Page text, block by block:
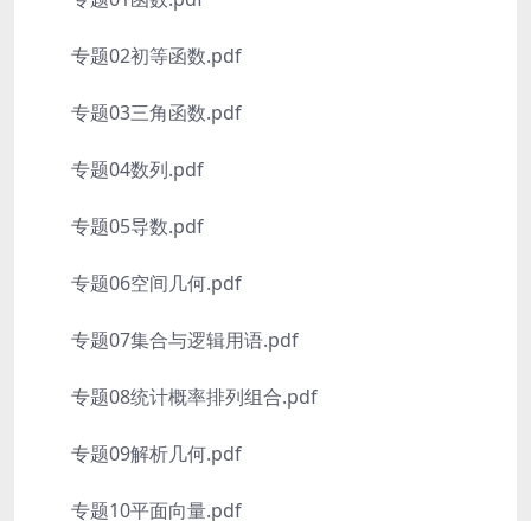
专题02初等函数.pdf
专题03三角函数.pdf
专题04数列.pdf
专题05导数.pdf
专题06空间几何.pdf
专题07集合与逻辑用语.pdf
专题08统计概率排列组合.pdf
专题09解析几何.pdf
专题10平面向量.pdf